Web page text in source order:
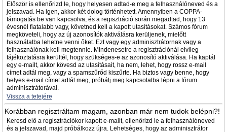
Először is ellenőrizd le, hogy helyesen adtad-e meg a felhasználóneved és a
jelszavad. Ha igen, akkor két dolog történhetett. Amennyiben a COPPA-
támogatás be van kapcsolva, és a regisztráció során megadtad, hogy 13
évesnél fiatalabb vagy, követned kell a kapott utasításokat. Számos fórum
megköveteli, hogy az új azonosítók aktiválásra kerüljenek, mielőtt
használatba lehetne venni őket. Ezt vagy egy adminisztrátornak vagy a
felhasználónak kell megtennie. Mindenesetre a regisztrációnál elvileg
tájékoztatásra kerültél, hogy szükséges-e az azonosító aktiválása. Ha kaptál
egy e-mailt, akkor kövesd az utasításait, ha nem, lehet, hogy rossz e-mail
címet adtál meg, vagy a spamszűrőd kiszűrte. Ha biztos vagy benne, hogy
helyes e-mail címet adtál meg, próbálj meg kapcsolatba lépni a fórum
adminisztrátorával.
Vissza a tetejére
Korábban regisztráltam magam, azonban már nem tudok belépni?!
Keresd elő a regisztrációkor kapott e-mailt, ellenőrizd le a felhasználóneved
és a jelszavad, majd próbálkozz újra. Lehetséges, hogy az adminisztrátor